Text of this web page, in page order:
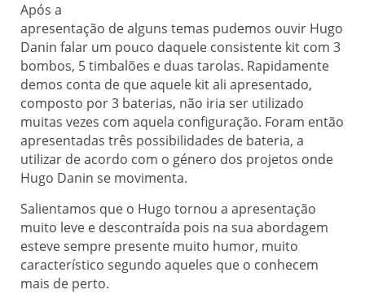
Após a
apresentação de alguns temas pudemos ouvir Hugo
Danin falar um pouco daquele consistente kit com 3
bombos, 5 timbalões e duas tarolas. Rapidamente
demos conta de que aquele kit ali apresentado,
composto por 3 baterias, não iria ser utilizado
muitas vezes com aquela configuração. Foram então
apresentadas três possibilidades de bateria, a
utilizar de acordo com o género dos projetos onde
Hugo Danin se movimenta.
Salientamos que o Hugo tornou a apresentação
muito leve e descontraída pois na sua abordagem
esteve sempre presente muito humor, muito
característico segundo aqueles que o conhecem
mais de perto.